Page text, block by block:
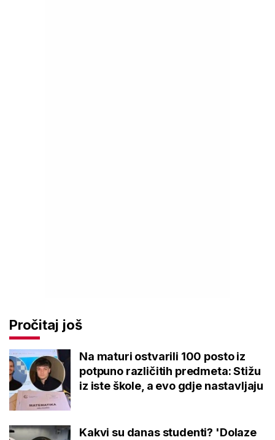
Pročitaj još
Na maturi ostvarili 100 posto iz
potpuno različitih predmeta: Stižu
iz iste škole, a evo gdje nastavljaju
Kakvi su danas studenti? 'Dolaze